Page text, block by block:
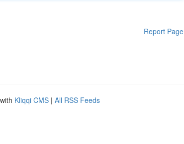
Report Page
Kliqqi CMS | All RSS Feeds